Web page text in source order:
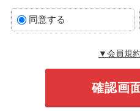
同意する
▼会員規